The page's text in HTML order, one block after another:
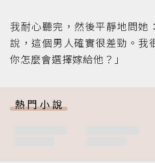
我耐心聽完，然後平靜地問她
說，這個男人確實很差勁。我
你怎麼會選擇嫁給他？」
熱門小說